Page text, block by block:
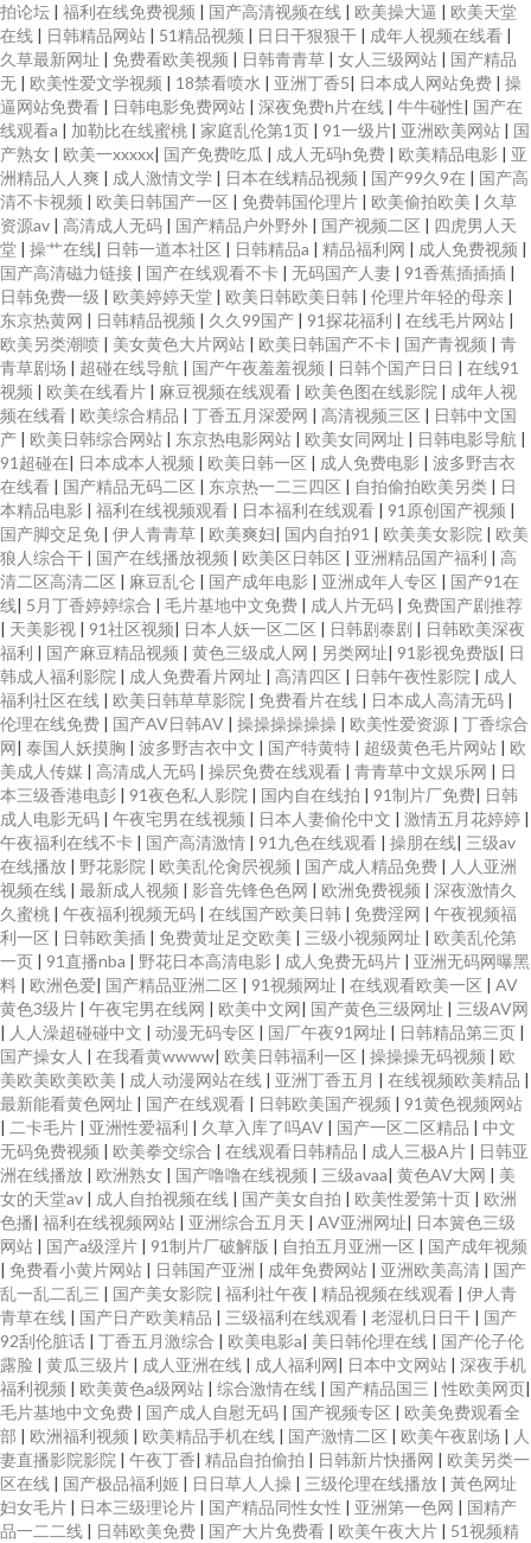
拍论坛 | 福利在线免费视频 | 国产高清视频在线 | 欧美操大逼 | 欧美天堂
在线 | 日韩精品网站 | 51精品视频 | 日日干狠狠干 | 成年人视频在线看 |
久草最新网址 | 免费看欧美视频 | 日韩青青草 | 女人三级网站 | 国产精品
无 | 欧美性爱文学视频 | 18禁看喷水 | 亚洲丁香5| 日本成人网站免费 | 操
逼网站免费看 | 日韩电影免费网站 | 深夜免费h片在线 | 牛牛碰性| 国产在
线观看a | 加勒比在线蜜桃 | 家庭乱伦第1页 | 91一级片| 亚洲欧美网站 | 国
产熟女 | 欧美一xxxxx| 国产免费吃瓜 | 成人无码h免费 | 欧美精品电影 | 亚
洲精品人人爽 | 成人激情文学 | 日本在线精品视频 | 国产99久9在 | 国产高
清不卡视频 | 欧美日韩国产一区 | 免费韩国伦理片 | 欧美偷拍欧美 | 久草
资源av | 高清成人无码 | 国产精品户外野外 | 国产视频二区 | 四虎男人天
堂 | 操艹在线| 日韩一道本社区 | 日韩精品a | 精品福利网 | 成人免费视频 |
国产高清磁力链接 | 国产在线观看不卡 | 无码国产人妻 | 91香蕉插插插 |
日韩免费一级 | 欧美婷婷天堂 | 欧美日韩欧美日韩 | 伦理片年轻的母亲 |
东京热黄网 | 日韩精品视频 | 久久99国产 | 91探花福利 | 在线毛片网站 |
欧美另类潮喷 | 美女黄色大片网站 | 欧美日韩国产不卡 | 国产青视频 | 青
青草剧场 | 超碰在线导航 | 国产午夜羞羞视频 | 日韩个国产日日 | 在线91
视频 | 欧美在线看片 | 麻豆视频在线观看 | 欧美色图在线影院 | 成年人视
频在线看 | 欧美综合精品 | 丁香五月深爱网 | 高清视频三区 | 日韩中文国
产 | 欧美日韩综合网站 | 东京热电影网站 | 欧美女同网址 | 日韩电影导航 |
91超碰在| 日本成本人视频 | 欧美日韩一区 | 成人免费电影 | 波多野吉衣
在线看 | 国产精品无码二区 | 东京热一二三四区 | 自拍偷拍欧美另类 | 日
本精品电影 | 福利在线视频观看 | 日本福利在线观看 | 91原创国产视频 |
国产脚交足免 | 伊人青青草 | 欧美爽妇| 国内自拍91 | 欧美美女影院 | 欧美
狼人综合干 | 国产在线播放视频 | 欧美区日韩区 | 亚洲精品国产福利 | 高
清二区高清二区 | 麻豆乱仑 | 国产成年电影 | 亚洲成年人专区 | 国产91在
线| 5月丁香婷婷综合 | 毛片基地中文免费 | 成人片无码 | 免费国产剧推荐
| 天美影视 | 91社区视频| 日本人妖一区二区 | 日韩剧泰剧 | 日韩欧美深夜
福利 | 国产麻豆精品视频 | 黄色三级成人网 | 另类网址| 91影视免费版| 日
韩成人福利影院 | 成人免费看片网址 | 高清四区 | 日韩午夜性影院 | 成人
福利社区在线 | 欧美日韩草草影院 | 免费看片在线 | 日本成人高清无码 |
伦理在线免费 | 国产AV日韩AV | 操操操操操操 | 欧美性爱资源 | 丁香综合
网| 泰国人妖摸胸 | 波多野吉衣中文 | 国产特黄特 | 超级黄色毛片网站 | 欧
美成人传媒 | 高清成人无码 | 操屄免费在线观看 | 青青草中文娱乐网 | 日
本三级香港电彭 | 91夜色私人影院 | 国内自在线拍 | 91制片厂免费| 日韩
成人电影无码 | 午夜宅男在线视频 | 日本人妻偷伦中文 | 激情五月花婷婷 |
午夜福利在线不卡 | 国产高清激情 | 91九色在线观看 | 操朋在线| 三级av
在线播放 | 野花影院 | 欧美乱伦肏屄视频 | 国产成人精品免费 | 人人亚洲
视频在线 | 最新成人视频 | 影音先锋色色网 | 欧洲免费视频 | 深夜激情久
久蜜桃 | 午夜福利视频无码 | 在线国产欧美日韩 | 免费淫网 | 午夜视频福
利一区 | 日韩欧美插 | 免费黄址足交欧美 | 三级小视频网址 | 欧美乱伦第
一页 | 91直播nba | 野花日本高清电影 | 成人免费无码片 | 亚洲无码网曝黑
料 | 欧洲色爱| 国产精品亚洲二区 | 91视频网址 | 在线观看欧美一区 | AV
黄色3级片 | 午夜宅男在线网 | 欧美中文网| 国产黄色三级网址 | 三级AV网
| 人人澡超碰碰中文 | 动漫无码专区 | 国厂午夜91网址 | 日韩精品第三页 |
国产操女人 | 在我看黄wwww| 欧美日韩福利一区 | 操操操无码视频 | 欧
美欧美欧美欧美 | 成人动漫网站在线 | 亚洲丁香五月 | 在线视频欧美精品 |
最新能看黄色网址 | 国产在线观看 | 日韩欧美国产视频 | 91黄色视频网站
| 二卡毛片 | 亚洲性爱福利 | 久草入库了吗AV | 国产一区二区精品 | 中文
无码免费视频 | 欧美拳交综合 | 在线观看日韩精品 | 成人三极A片 | 日韩亚
洲在线播放 | 欧洲熟女 | 国产噜噜在线视频 | 三级avaa| 黄色AV大网 | 美
女的天堂av | 成人自拍视频在线 | 国产美女自拍 | 欧美性爱第十页 | 欧洲
色播| 福利在线视频网站 | 亚洲综合五月天 | AV亚洲网址| 日本簧色三级
网站 | 国产a级淫片 | 91制片厂破解版 | 自拍五月亚洲一区 | 国产成年视频
| 免费看小黄片网站 | 日韩国产亚洲 | 成年免费网站 | 亚洲欧美高清 | 国产
乱一乱二乱三 | 国产美女影院 | 福利社午夜 | 精品视频在线观看 | 伊人青
青草在线 | 国产日产欧美精品 | 三级福利在线观看 | 老湿机日日干 | 国产
92刮伦脏话 | 丁香五月激综合 | 欧美电影a| 美日韩伦理在线 | 国产伦子伦
露脸 | 黄瓜三级片 | 成人亚洲在线 | 成人福利网| 日本中文网站 | 深夜手机
福利视频 | 欧美黄色a级网站 | 综合激情在线 | 国产精品国三 |性欧美网页|
毛片基地中文免费 | 国产成人自慰无码 | 国产视频专区 | 欧美免费观看全
部 | 欧洲福利视频 | 欧美精品手机在线 | 国产激情二区 | 欧美午夜剧场 | 人
妻直播影院影院 | 午夜丁香| 精品自拍偷拍 | 日韩新片快播网 | 欧美另类一
区在线 | 国产极品福利姬 | 日日草人人操 | 三级伦理在线播放 | 黃色网址
妇女毛片 | 日本三级理论片 | 国产精品同性女性 | 亚洲第一色网 | 国精产
品一二二线 | 日韩欧美免费 | 国产大片免费看 | 欧美午夜大片 | 51视频精